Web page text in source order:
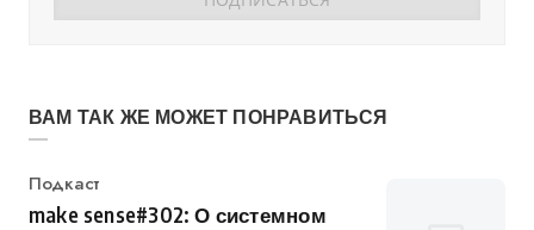
ВАМ ТАК ЖЕ МОЖЕТ ПОНРАВИТЬСЯ
Категория
Подкаст
make sense#302: О системном